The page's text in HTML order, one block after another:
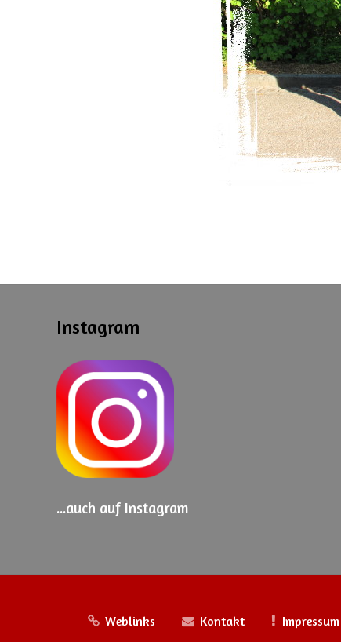
Instagram
...auch auf Instagram
Weblinks Kontakt Impressum